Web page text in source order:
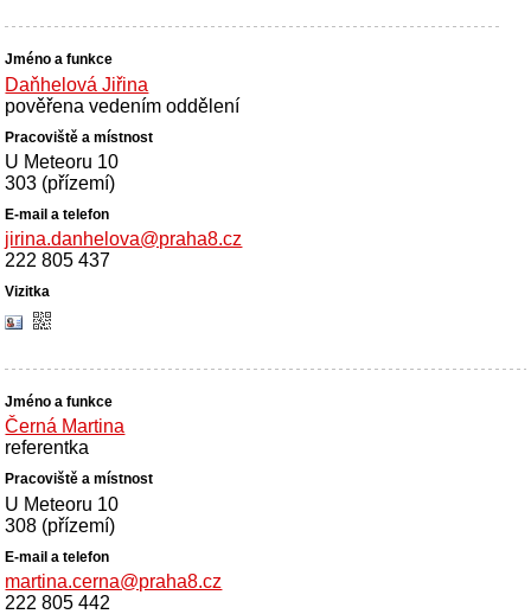
Daňhelová Jiřina
pověřena vedením oddělení
U Meteoru 10
303 (přízemí)
jirina.danhelova@praha8.cz
222 805 437
Černá Martina
referentka
U Meteoru 10
308 (přízemí)
martina.cerna@praha8.cz
222 805 442